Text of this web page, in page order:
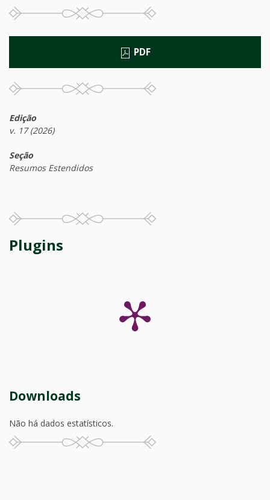
PDF
Edição
v. 17 (2026)
Seção
Resumos Estendidos
Plugins
Downloads
Não há dados estatísticos.